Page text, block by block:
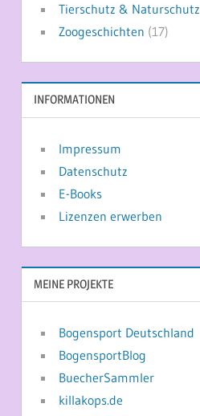
Tierschutz & Naturschutz
Zoogeschichten (17)
INFORMATIONEN
Impressum
Datenschutz
E-Books
Lizenzen erwerben
MEINE PROJEKTE
Bogensport Deutschland
BogensportBlog
BuecherSammler
killakops.de